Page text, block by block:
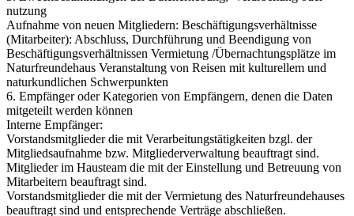
nutzung
Aufnahme von neuen Mitgliedern: Beschäftigungsverhältnisse
(Mitarbeiter): Abschluss, Durchführung und Beendigung von
Beschäftigungsverhältnissen Vermietung /Übernachtungsplätze im
Naturfreundehaus Veranstaltung von Reisen mit kulturellem und
naturkundlichen Schwerpunkten
6. Empfänger oder Kategorien von Empfängern, denen die Daten
mitgeteilt werden können
Interne Empfänger:
Vorstandsmitglieder die mit Verarbeitungstätigkeiten bzgl. der
Mitgliedsaufnahme bzw. Mitgliederverwaltung beauftragt sind.
Mitglieder im Hausteam die mit der Einstellung und Betreuung von
Mitarbeitern beauftragt sind.
Vorstandsmitglieder die mit der Vermietung des Naturfreundehauses
beauftragt sind und entsprechende Verträge abschließen.